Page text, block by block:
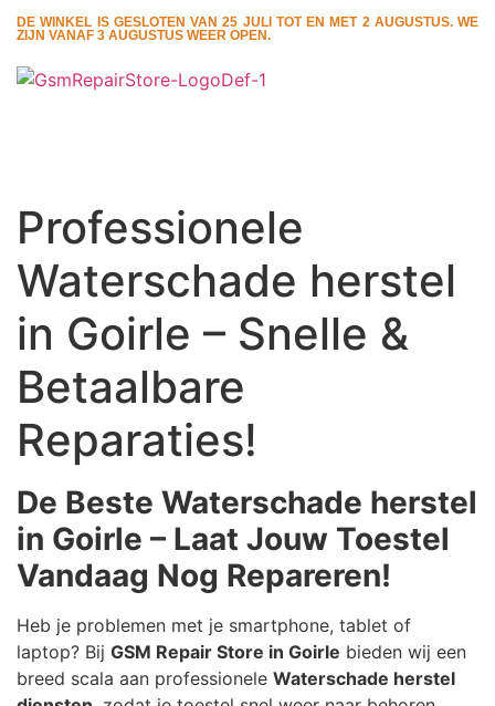
DE WINKEL IS GESLOTEN VAN 25 JULI TOT EN MET 2 AUGUSTUS. WE
ZIJN VANAF 3 AUGUSTUS WEER OPEN.
Professionele
Waterschade herstel
in Goirle – Snelle &
Betaalbare
Reparaties!
De Beste Waterschade herstel
in Goirle – Laat Jouw Toestel
Vandaag Nog Repareren!
Heb je problemen met je smartphone, tablet of
laptop? Bij GSM Repair Store in Goirle bieden wij een
breed scala aan professionele Waterschade herstel